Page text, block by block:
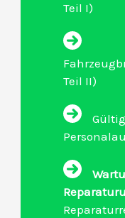
Teil I)
Teil II)